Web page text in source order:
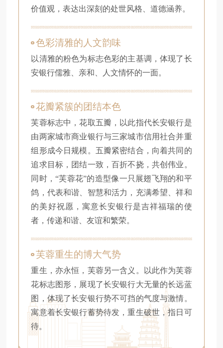
价值观，表达出深刻的处世风格、道德涵养。
色彩清雅的人文韵味
以清雅的粉色为标志色彩的主基调，体现了长
安银行儒雅、亲和、人文情怀的一面。
花瓣紧簇的团结本色
芙蓉标志中，花取五瓣，以此指代长安银行是
由两家城市商业银行与三家城市信用社合并重
组形成今日规模。五瓣紧密结合，向着共同的
追求目标，团结一致，百折不挠，共创伟业。
同时，“芙蓉花”的造型像一只展翅飞翔的和平
鸽，代表和谐、智慧和活力，充满希望、祥和
的美好祝愿，寓意长安银行是吉祥福瑞的使
者，传递和谐、友谊和繁荣。
芙蓉重生的博大气势
重生，亦永恒，芙蓉另一含义。以此作为芙蓉
花标志图形，展现了长安银行大无量的长远蓝
图，体现了长安银行势不可挡的气度与激情。
寓意着长安银行蓄势待发，重生破世，指日可
待。